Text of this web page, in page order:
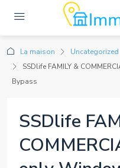
La maison
Uncategorized
SSDlife FAMILY &
Bypass
SSDlife